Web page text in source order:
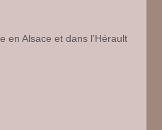
en Alsace et dans l’Hérault